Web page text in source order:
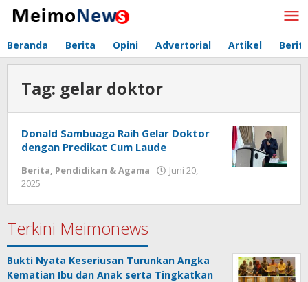
Lewati
Beranda Berita Opini Advertorial Artikel
Tag: gelar doktor
Donald Sambuaga Raih Gelar Doktor
dengan Predikat Cum Laude
Berita, Pendidikan & Agama
Juni 20,
2025
Terkini Meimonews
Bukti Nyata Keseriusan Turunkan Angka
Kematian Ibu dan Anak serta Tingkatkan